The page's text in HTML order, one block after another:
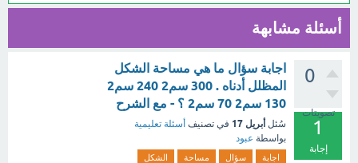
أسئلة مشابهة
0
تصويتات
1
إجابة
اجابة سؤال ما هي مساحة الشكل
المظلل أدناه . 300 سم2 240 سم2
130 سم2 70 سم2 ؟ - مع الشرح
سُئل أبريل 17 في تصنيف أسئلة تعليمية
بواسطة عبود
اجابة سؤال مساحة
الشكل